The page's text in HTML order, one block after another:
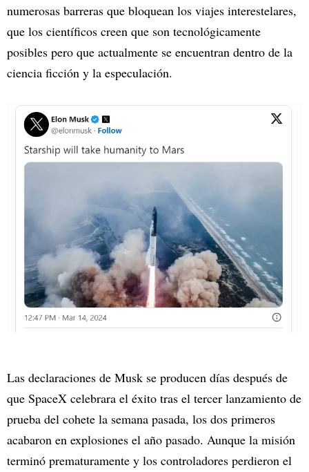
numerosas barreras que bloquean los viajes interestelares,
que los científicos creen que son tecnológicamente
posibles pero que actualmente se encuentran dentro de la
ciencia ficción y la especulación.
Las declaraciones de Musk se producen días después de
que SpaceX celebrara el éxito tras el tercer lanzamiento de
prueba del cohete la semana pasada, los dos primeros
acabaron en explosiones el año pasado. Aunque la misión
terminó prematuramente y los controladores perdieron el